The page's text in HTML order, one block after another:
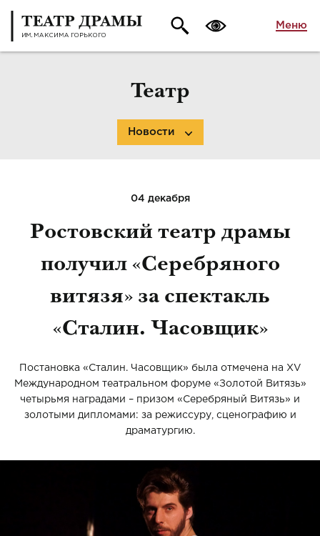
Меню
Театр
Новости
04 декабря
Ростовский театр драмы
получил «Серебряного
витязя» за спектакль
«Сталин. Часовщик»
Постановка «Сталин. Часовщик» была отмечена на XV
Международном театральном форуме «Золотой Витязь»
четырьмя наградами – призом «Серебряный Витязь» и
золотыми дипломами: за режиссуру, сценографию и
драматургию.